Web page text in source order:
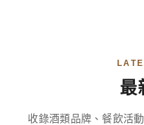
最
收錄酒類品牌、餐飲活